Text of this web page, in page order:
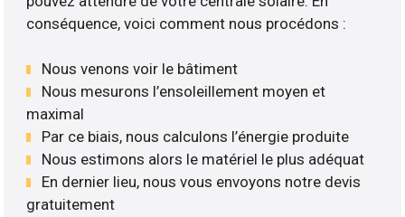
conséquence, voici comment nous procédons :
Nous venons voir le bâtiment
Nous mesurons l’ensoleillement moyen et
maximal
Par ce biais, nous calculons l’énergie produite
Nous estimons alors le matériel le plus adéquat
En dernier lieu, nous vous envoyons notre devis
gratuitement